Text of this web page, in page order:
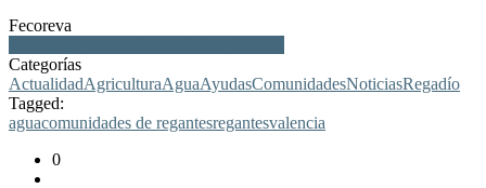
Fecoreva
Categorías
ActualidadAgriculturaAguaAyudasComunidadesNoticiasRegadío
Tagged:
aguacomunidades de regantesregantesvalencia
0